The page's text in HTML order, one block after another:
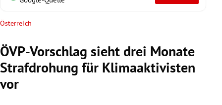
Österreich
ÖVP-Vorschlag sieht drei Monate
Strafdrohung für Klimaaktivisten
vor